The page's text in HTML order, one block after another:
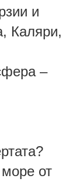
и
Каляри,
–
от